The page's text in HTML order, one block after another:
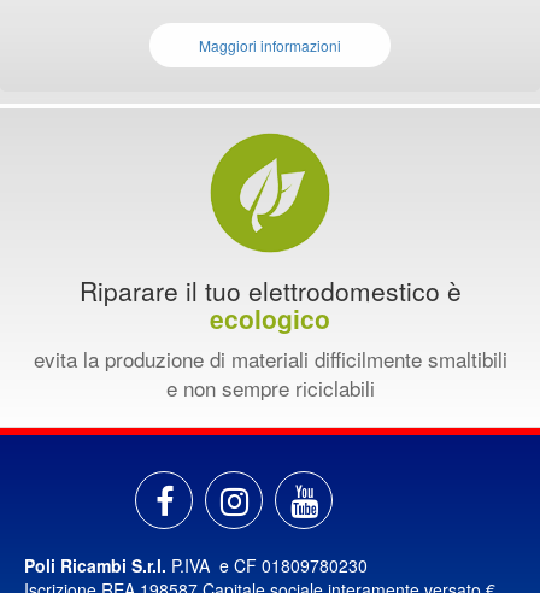
Maggiori informazioni
Riparare il tuo elettrodomestico è
ecologico
evita la produzione di materiali difficilmente smaltibili
e non sempre riciclabili
Poli Ricambi S.r.l. P.IVA e CF 01809780230